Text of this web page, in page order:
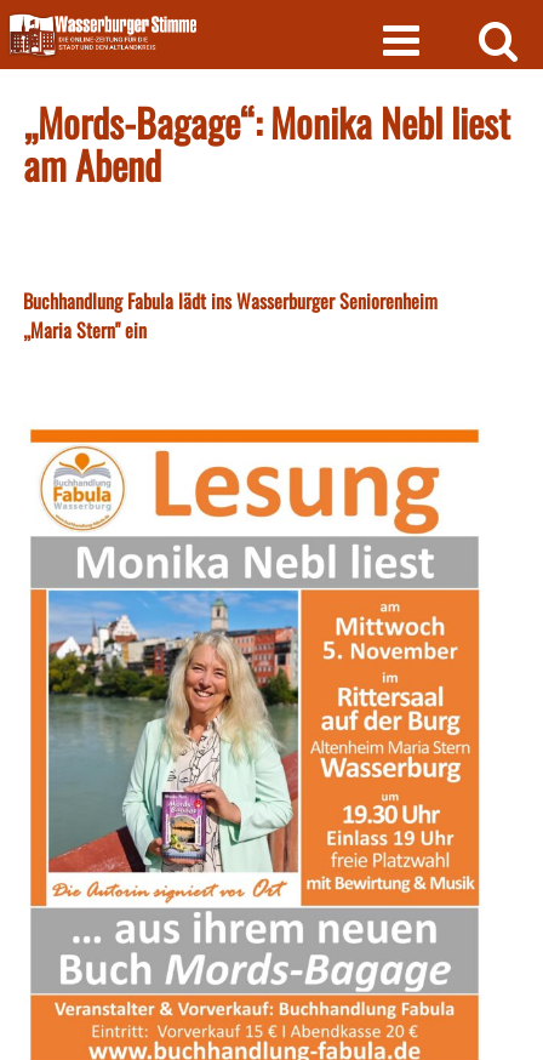
Skip
to
content
„Mords-Bagage“: Monika Nebl liest
am Abend
Buchhandlung Fabula lädt ins Wasserburger Seniorenheim
„Maria Stern" ein